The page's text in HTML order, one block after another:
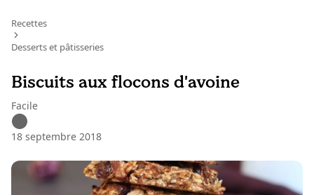
Recettes
Desserts et pâtisseries
Biscuits aux flocons d'avoine
Facile
18 septembre 2018